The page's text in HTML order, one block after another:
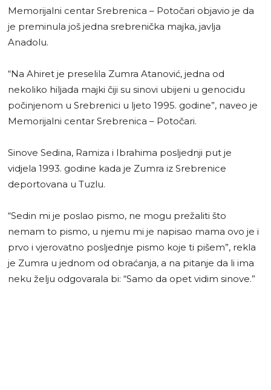
Memorijalni centar Srebrenica – Potočari objavio je da
je preminula još jedna srebrenička majka, javlja
Anadolu.
“Na Ahiret je preselila Zumra Atanović, jedna od
nekoliko hiljada majki čiji su sinovi ubijeni u genocidu
počinjenom u Srebrenici u ljeto 1995. godine”, naveo je
Memorijalni centar Srebrenica – Potočari.
Sinove Sedina, Ramiza i Ibrahima posljednji put je
vidjela 1993. godine kada je Zumra iz Srebrenice
deportovana u Tuzlu.
“Sedin mi je poslao pismo, ne mogu prežaliti što
nemam to pismo, u njemu mi je napisao mama ovo je i
prvo i vjerovatno posljednje pismo koje ti pišem”, rekla
je Zumra u jednom od obraćanja, a na pitanje da li ima
neku želju odgovarala bi: “Samo da opet vidim sinove.”